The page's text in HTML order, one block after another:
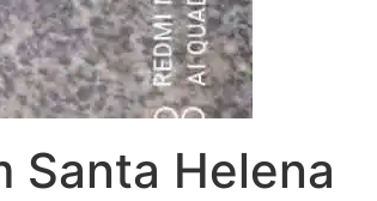
Santa Helena